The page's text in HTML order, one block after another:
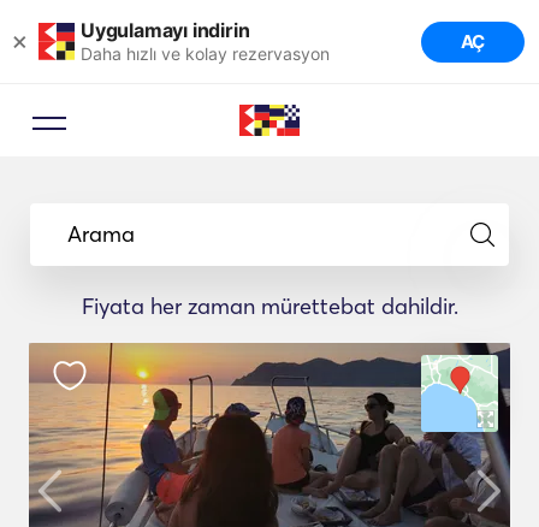
× Uygulamayı indirin
Daha hızlı ve kolay rezervasyon AÇ
Arama
Fiyata her zaman mürettebat dahildir.